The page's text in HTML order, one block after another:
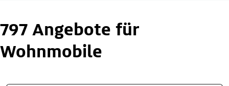
797 Angebote für
Wohnmobile